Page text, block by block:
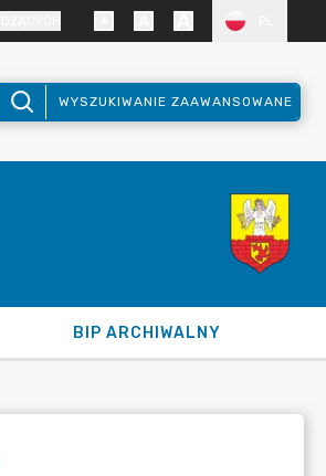
WYSZUKIWANIE ZAAWANSOWANE
BIP ARCHIWALNY